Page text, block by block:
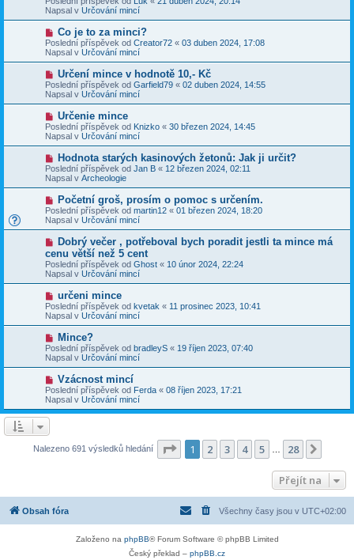
e
k
í
s
p
ě
v
e
k
v
ý
í
s
p
ě
v
e
k
Napsal v Určování mincí
N
o
v
ý
p
í
s
p
ě
v
e
k
Co je to za minci?
Poslední příspěvek od Creator72 « 03 duben 2024, 17:08
Napsal v Určování mincí
N
o
v
ý
p
í
s
p
v
e
k
Určení mince v hodnotě 10,- Kč
Poslední příspěvek od Garfield79 « 02 duben 2024, 14:55
Napsal v Určování mincí
N
o
v
ý
p
í
s
p
v
e
k
Určenie mince
Poslední příspěvek od Knizko « 30 březen 2024, 14:45
Napsal v Určování mincí
N
o
v
ý
p
í
s
p
v
e
k
Hodnota starých kasinových žetonů: Jak ji určit?
Poslední příspěvek od Jan B « 12 březen 2024, 02:11
Napsal v Archeologie
N
o
v
ý
p
í
s
p
ě
v
e
k
Početní groš, prosím o pomoc s určením.
Poslední příspěvek od martin12 « 01 březen 2024, 18:20
Napsal v Určování mincí
N
v
ý
p
ř
s
p
ě
v
e
k
Dobrý večer , potřeboval bych poradit jestli ta mince má
cenu větší než 5 cent
Poslední příspěvek od Ghost « 10 únor 2024, 22:24
Napsal v Určování mincí
N
o
v
ý
p
í
s
p
ě
v
e
k
určeni mince
Poslední příspěvek od kvetak « 11 prosinec 2023, 10:41
Napsal v Určování mincí
N
o
v
ý
p
í
s
p
k
Mince?
Poslední příspěvek od bradleyS « 19 říjen 2023, 07:40
Napsal v Určování mincí
N
o
v
ý
p
p
Vzácnost mincí
Poslední příspěvek od Ferda « 08 říjen 2023, 17:21
Napsal v Určování mincí
Nalezeno 691 výsledků hledání Stránka z 28
1 2 3 4 5 28
Přejít na
Obsah fóra Všechny časy jsou v UTC+02:00
Založeno na phpBB® Forum Software © phpBB Limited
Český překlad – phpBB.cz